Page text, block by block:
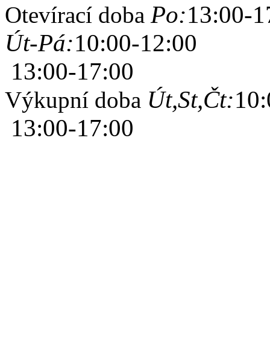
Otevírací doba Po:13:00-
Út-Pá:10:00-12:00
13:00-17:00
Výkupní doba Út,St,Čt:
13:00-17:00